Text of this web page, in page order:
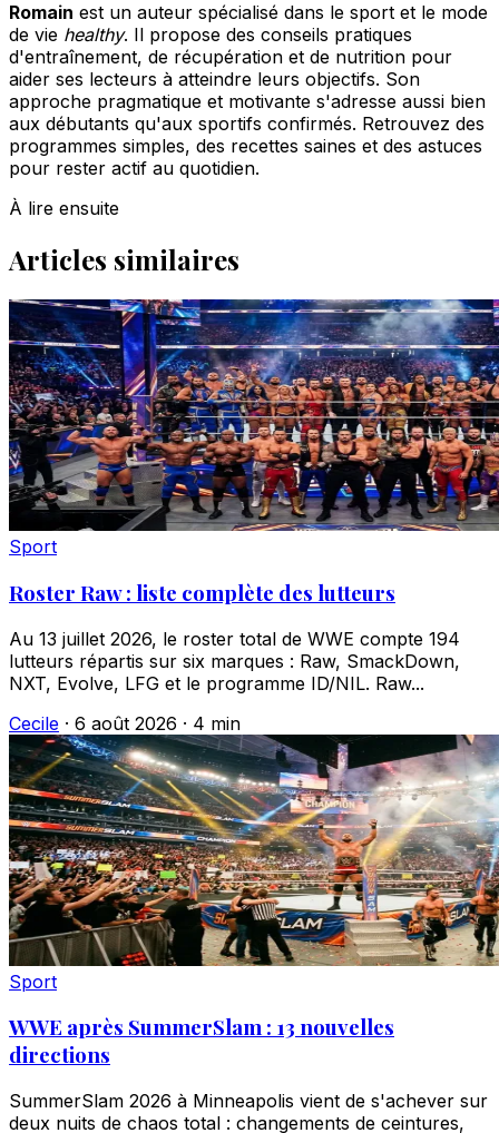
Romain est un auteur spécialisé dans le sport et le mode
de vie healthy. Il propose des conseils pratiques
d'entraînement, de récupération et de nutrition pour
aider ses lecteurs à atteindre leurs objectifs. Son
approche pragmatique et motivante s'adresse aussi bien
aux débutants qu'aux sportifs confirmés. Retrouvez des
programmes simples, des recettes saines et des astuces
pour rester actif au quotidien.
À lire ensuite
Articles similaires
Sport
Roster Raw : liste complète des lutteurs
Au 13 juillet 2026, le roster total de WWE compte 194
lutteurs répartis sur six marques : Raw, SmackDown,
NXT, Evolve, LFG et le programme ID/NIL. Raw...
Cecile · 6 août 2026 · 4 min
Sport
WWE après SummerSlam : 13 nouvelles
directions
SummerSlam 2026 à Minneapolis vient de s'achever sur
deux nuits de chaos total : changements de ceintures,